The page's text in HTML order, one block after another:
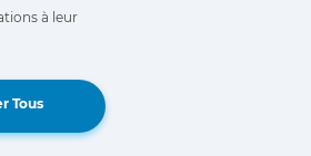
à leur
Tous